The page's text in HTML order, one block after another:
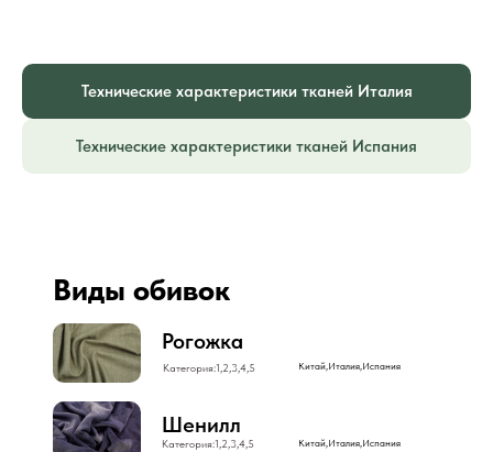
Технические характеристики тканей Италия
Технические характеристики тканей Испания
Виды обивок
Рогожка
Категория:1,2,3,4,5
Китай,Италия,Испания
Китай,Италия,Испания
Категория:1,2,3,4,5
Шенилл